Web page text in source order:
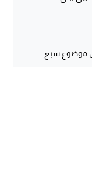
موضوع سبع